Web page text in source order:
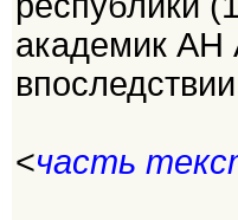
академик АН
<часть